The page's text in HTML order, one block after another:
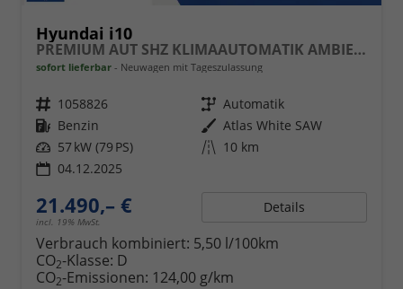
Hyundai i10
PREMIUM AUT SHZ KLIMAAUTOMATIK AMBIENTE ALU RFK PDC NAVI
sofort lieferbar Neuwagen mit Tageszulassung
Fahrzeugnr. 1058826 Getriebe Automatik
Kraftstoff Benzin Außenfarbe Atlas White SAW
Leistung 57 kW (79 PS) Kilometerstand 10 km
04.12.2025
21.490,– €
incl. 19% MwSt.
Details
Verbrauch kombiniert: 5,50 l/100km
CO2-Klasse: D
CO2-Emissionen: 124,00 g/km